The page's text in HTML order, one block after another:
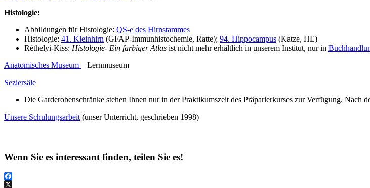
Histologie:
Abbildungen für Histologie: QS-e des Hirnstammes
Histologie: 41. Kleinhirn (GFAP-Immunhistochemie, Ratte); 94. Hippocampus (Katze, HE)
Réthelyi-Kiss: Histologie- Ein farbiger Atlas ist nicht mehr erhältlich in unserem Institut, nur in
Anatomisches Museum – Lernmuseum
Seziersäle
Die Garderobenschränke stehen Ihnen nur in der Praktikumszeit des Präparierkurses zur Verfügung. Nach
Unsere Schulungsarbeit (unser Unterricht, geschrieben 1998)
Wenn Sie es interessant finden, teilen Sie es!
Facebook